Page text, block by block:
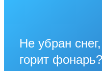
Не убран
горит фонарь?